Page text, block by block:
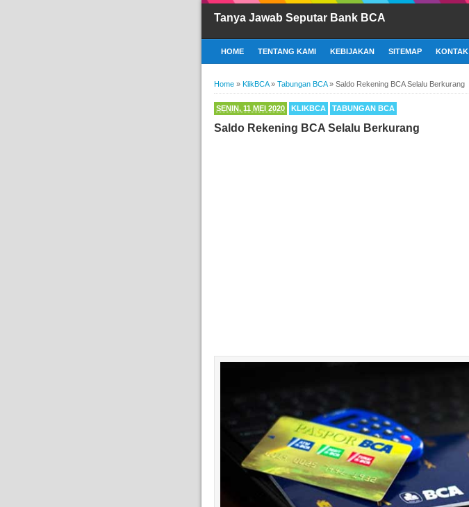
Tanya Jawab Seputar Bank BCA
HOME TENTANG KAMI KEBIJAKAN SITEMAP KONTAK
Home » KlikBCA» Tabungan BCA» Saldo Rekening BCA Selalu Berkurang
SENIN, 11 MEI 2020 KLIKBCA TABUNGAN BCA
Saldo Rekening BCA Selalu Berkurang